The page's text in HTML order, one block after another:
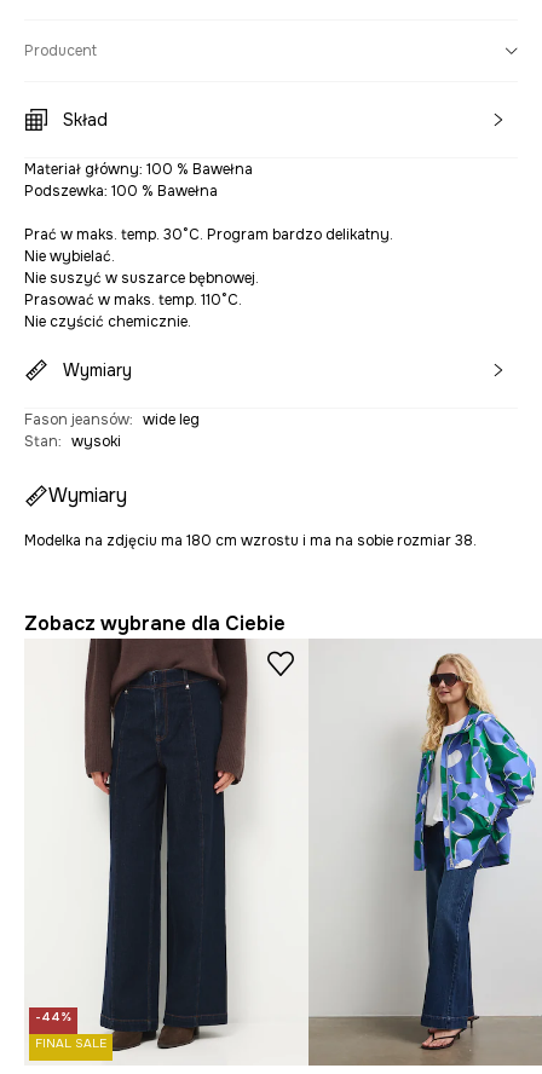
Producent
Skład
Materiał główny: 100 % Bawełna
Podszewka: 100 % Bawełna
Prać w maks. temp. 30°C. Program bardzo delikatny.
Nie wybielać.
Nie suszyć w suszarce bębnowej.
Prasować w maks. temp. 110°C.
Nie czyścić chemicznie.
Wymiary
Fason jeansów: wide leg
Stan: wysoki
Wymiary
Modelka na zdjęciu ma 180 cm wzrostu i ma na sobie rozmiar 38.
Zobacz wybrane dla Ciebie
-44%
FINAL SALE